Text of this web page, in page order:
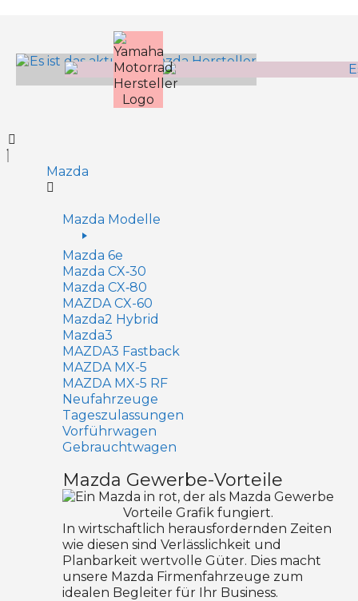
Mazda
Mazda Modelle
Mazda 6e
Mazda CX‑30
Mazda CX‑80
MAZDA CX-60
Mazda2 Hy­brid
Mazda3
MAZDA3 Fastback
MAZDA MX-5
MAZDA MX-5 RF
Neufahrzeuge
Tageszulassungen
Vorführwagen
Gebrauchtwagen
Mazda Gewerbe-Vorteile
In wirtschaftlich herausfordernden Zeiten
wie diesen sind Verlässlichkeit und
Planbarkeit wertvolle Güter. Dies macht
unsere Mazda Firmenfahrzeuge zum
idealen Begleiter für Ihr Business.